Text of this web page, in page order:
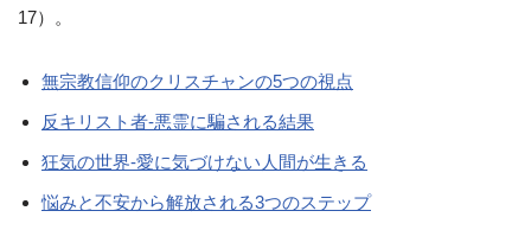
17）。
無宗教信仰のクリスチャンの5つの視点
反キリスト者-悪霊に騙される結果
狂気の世界-愛に気づけない人間が生きる
悩みと不安から解放される3つのステップ